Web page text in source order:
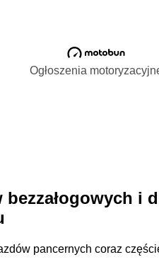
Ogłoszenia
bezzałogowych i
pancernych coraz